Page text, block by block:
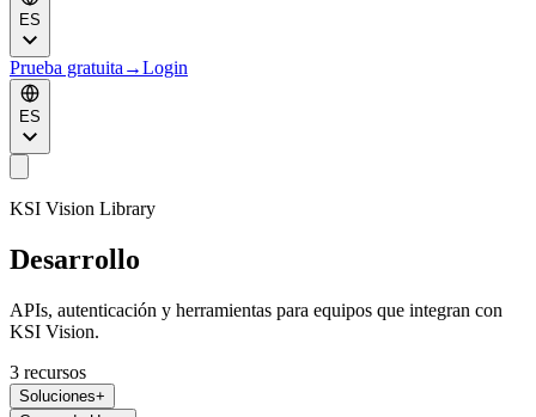
ES
Prueba gratuita →Login
ES
KSI Vision Library
Desarrollo
APIs, autenticación y herramientas para equipos que integran con
KSI Vision.
3 recursos
Soluciones+